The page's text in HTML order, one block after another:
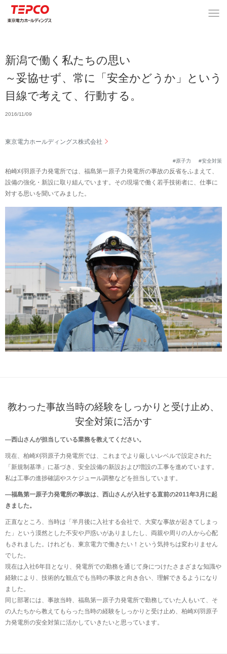
新潟で働く私たちの思い
～妥協せず、常に「安全かどうか」という
目線で考えて、行動する。
2016/11/09
東京電力ホールディングス株式会社
#原子力 #安全対策
柏崎刈羽原子力発電所では、福島第一原子力発電所の事故の反省をふまえて、
設備の強化・新設に取り組んでいます。その現場で働く若手技術者に、仕事に
対する思いを聞いてみました。
教わった事故当時の経験をしっかりと受け止め、
安全対策に活かす
―西山さんが担当している業務を教えてください。
現在、柏崎刈羽原子力発電所では、これまでより厳しいレベルで設定された
「新規制基準」に基づき、安全設備の新設および増設の工事を進めています。
私は工事の進捗確認やスケジュール調整などを担当しています。
―福島第一原子力発電所の事故は、西山さんが入社する直前の2011年3月に起
きました。
正直なところ、当時は「半月後に入社する会社で、大変な事故が起きてしまっ
た」という漠然とした不安や戸惑いがありましたし、両親や周りの人から心配
もされました。けれども、東京電力で働きたい！という気持ちは変わりません
でした。
現在は入社6年目となり、発電所での勤務を通じて身につけたさまざまな知識や
経験により、技術的な観点でも当時の事故と向き合い、理解できるようになり
ました。
同じ部署には、事故当時、福島第一原子力発電所で勤務していた人もいて、そ
の人たちから教えてもらった当時の経験をしっかりと受け止め、柏崎刈羽原子
力発電所の安全対策に活かしていきたいと思っています。